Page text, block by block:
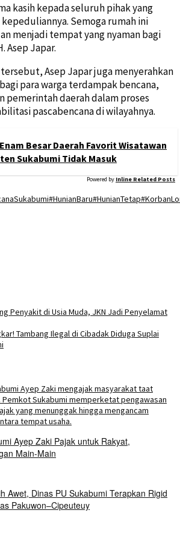
kasih kepada seluruh pihak yang
Semoga rumah ini
menjadi tempat yang nyaman bagi
Asep Japar.
Asep Japar juga menyerahkan
para warga terdampak bencana,
pemerintah daerah dalam proses
pascabencana di wilayahnya.
Besar Daerah Favorit Wisatawan
Sukabumi Tidak Masuk
Powered by Inline Related Posts
#HunianBaru#HunianTetap
Penyakit di Usia Muda, JKN Jadi Penyelamat
Tambang Ilegal di Cibadak Diduga Suplai
Ayep Zaki Pajak untuk Rakyat,
Main-Main
Awet, Dinas PU Sukabumi Terapkan Rigid
Pakuwon–Cipeuteuy